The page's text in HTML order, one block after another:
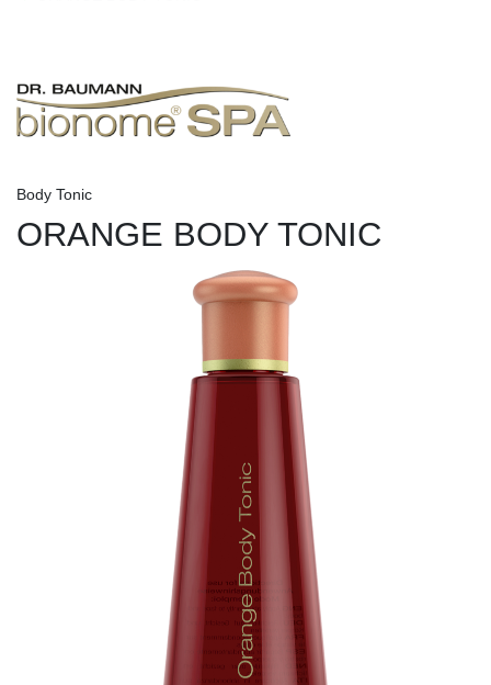
Body Tonic
ORANGE BODY TONIC